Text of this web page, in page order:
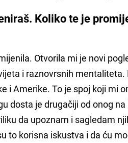
Koliko te je
Otvorila mi je novi
i raznovrsnih
i Amerike. To je spoj koji mi
dosta je drugačiji od onog
da upoznam i sagledam
to korisna iskustva i da ću